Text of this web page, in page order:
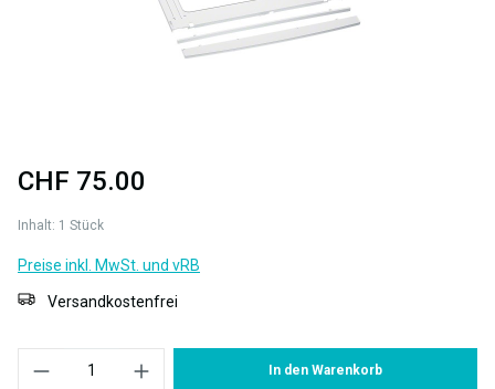
CHF 75.00
Inhalt: 1 Stück
Preise inkl. MwSt. und vRB
Versandkostenfrei
In den Warenkorb